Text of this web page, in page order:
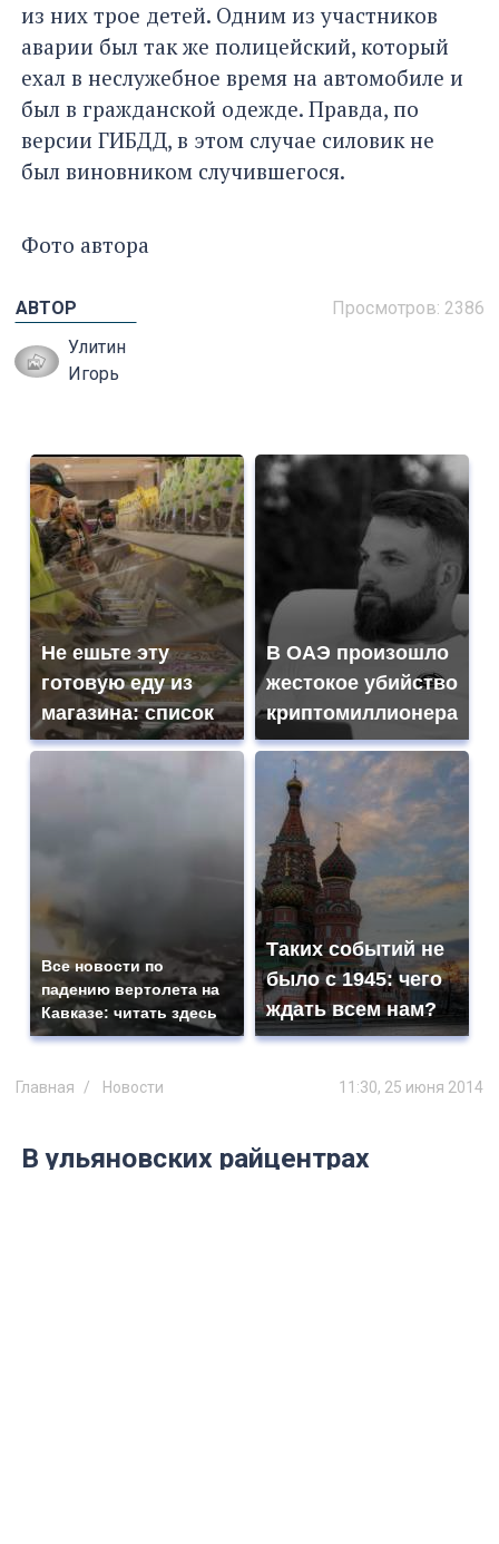
из них трое детей. Одним из участников
аварии был так же полицейский, который
ехал в неслужебное время на автомобиле и
был в гражданской одежде. Правда, по
версии ГИБДД, в этом случае силовик не
был виновником случившегося.
Фото автора
Просмотров: 2386
АВТОР
Улитин
Игорь
Не ешьте эту
готовую еду из
магазина: список
В ОАЭ произошло
жестокое убийство
криптомиллионера
Все новости по
падению вертолета на
Кавказе: читать здесь
Таких событий не
было с 1945: чего
ждать всем нам?
Главная Новости 11:30, 25 июня 2014
В ульяновских райцентрах